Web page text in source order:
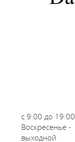
с 9:00 до 19:00
Воскресенье -
выходной